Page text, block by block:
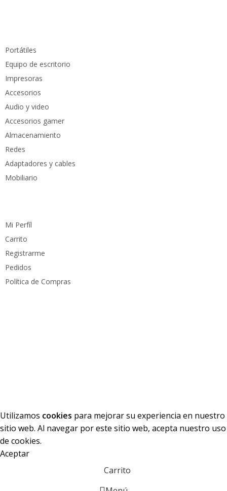
Portátiles
Equipo de escritorio
Impresoras
Accesorios
Audio y video
Accesorios gamer
Almacenamiento
Redes
Adaptadores y cables
Mobiliario
Mi Perfíl
Carrito
Registrarme
Pedidos
Política de Compras
Utilizamos cookies para mejorar su experiencia en nuestro
sitio web. Al navegar por este sitio web, acepta nuestro uso
de cookies.
Aceptar
Carrito